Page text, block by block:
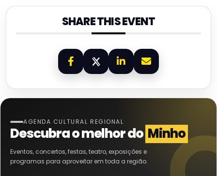
SHARE THIS EVENT
AGENDA CULTURAL REGIONAL
Descubra o melhor do Minho
Eventos, concertos, festas, teatro, exposições e
programas para aproveitar em toda a região.